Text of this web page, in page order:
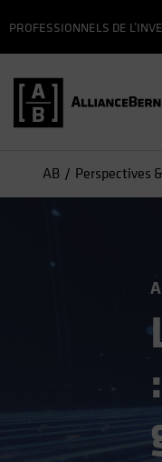
PROFESSIONNELS DE
AB Perspectives